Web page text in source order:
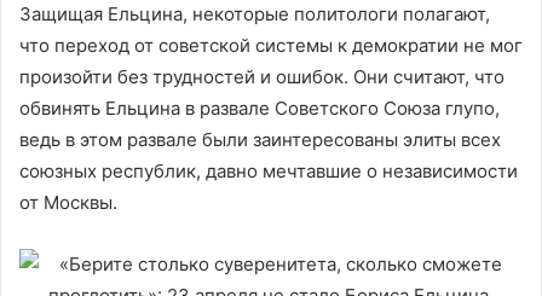
Защищая Ельцина, некоторые политологи полагают,
что переход от советской системы к демократии не мог
произойти без трудностей и ошибок. Они считают, что
обвинять Ельцина в развале Советского Союза глупо,
ведь в этом развале были заинтересованы элиты всех
союзных республик, давно мечтавшие о независимости
от Москвы.